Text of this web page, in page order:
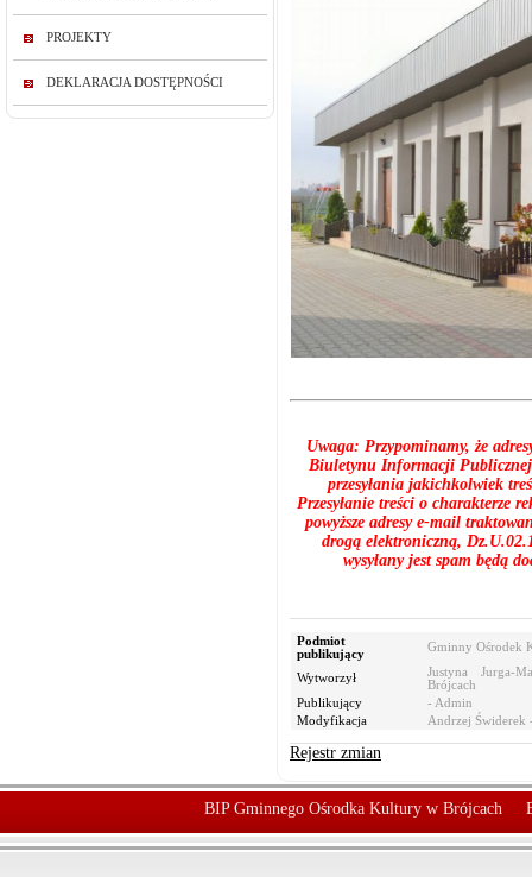
PROJEKTY
DEKLARACJA DOSTĘPNOŚCI
Uwaga: Przypominamy, że
Biuletynu Informacji Publicznej
przesyłania jakichkolwiek
Przesyłanie treści o charakterze
powyższe adresy e-mail
drogą elektroniczną,
wysyłany jest spam będą
Podmiot
publikujący
Gminny Ośrodek
Wytworzył
Justyna Jurga-
Brójcach
Publikujący
- Admin
Modyfikacja
Andrzej Świderek
Rejestr zmian
BIP Gminnego Ośrodka Kultury w Brójcach